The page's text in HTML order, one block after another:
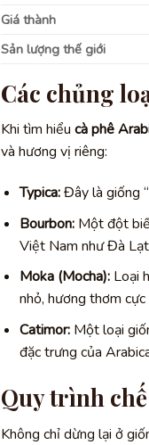
Giá thành
Sản lượng thế giới
Các chủng
Khi tìm hiểu cà phê
và hương vị riêng:
Typica:Đây là giống
Bourbon:Một đột
Việt Nam như Đà
Moka (Mocha):Loại
nhỏ, hương thơm
Catimor:Một loại
đặc trưng của
Quy trình
Không chỉ dừng lại ở